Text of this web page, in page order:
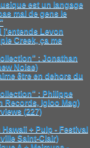
est un langage
mal de gens le
j’entends Levon
Creek, ça me
: Jonathan
Noise)
être en dehors du
: Philippe
Records, Igloo Mag)
(227)
Hawaii + Pulp - Festival
Saint-Clair)